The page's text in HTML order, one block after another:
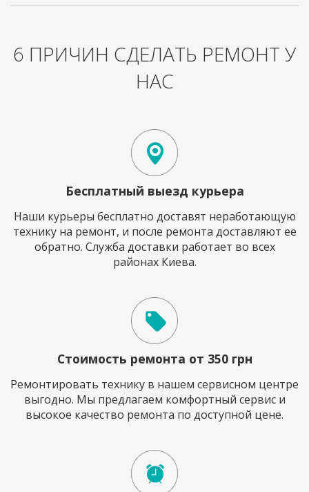
6 ПРИЧИН СДЕЛАТЬ РЕМОНТ У
НАС
Бесплатный выезд курьера
Наши курьеры бесплатно доставят неработающую
технику на ремонт, и после ремонта доставляют ее
обратно. Служба доставки работает во всех
районах Киева.
Стоимость ремонта от 350 грн
Ремонтировать технику в нашем сервисном центре
выгодно. Мы предлагаем комфортный сервис и
высокое качество ремонта по доступной цене.